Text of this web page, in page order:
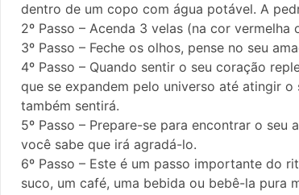
dentro de um copo com água potável. A
2º Passo – Acenda 3 velas (na cor
3º Passo – Feche os olhos, pense no seu
4º Passo – Quando sentir o seu coração
que se expandem pelo universo até atingir
também sentirá.
5º Passo – Prepare-se para encontrar o
você sabe que irá agradá-lo.
6º Passo – Este é um passo importante do
suco, um café, uma bebida ou bebê-la pura